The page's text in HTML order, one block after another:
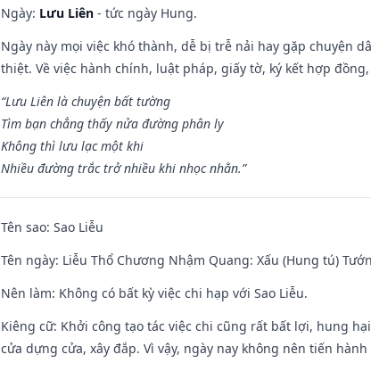
Ngày: Lưu Liên - tức ngày Hung.
Ngày này mọi việc khó thành, dễ bị trễ nải hay gặp chuyện
thiệt. Về việc hành chính, luật pháp, giấy tờ, ký kết hợp
“Lưu Liên là chuyện bất tường
Tìm bạn chẳng thấy nửa đường phân ly
Không thì lưu lạc một khi
Nhiều đường trắc trở nhiều khi nhọc nhằn.”
Tên sao: Sao Liễu
Tên ngày: Liễu Thổ Chương Nhậm Quang: Xấu (Hung tú)
Nên làm: Không có bất kỳ việc chi hạp với Sao Liễu.
Kiêng cữ: Khởi công tạo tác việc chi cũng rất bất lợi, hung
cửa dựng cửa, xây đắp. Vì vậy, ngày nay không nên tiến